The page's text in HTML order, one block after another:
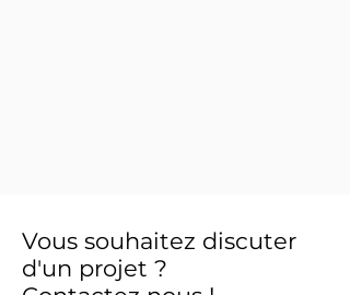
Vous souhaitez discuter
d'un projet ?